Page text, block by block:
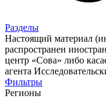
Разделы
Настоящий материал
распространен
центр «Сова» либо
агента
Фильтры
Регионы